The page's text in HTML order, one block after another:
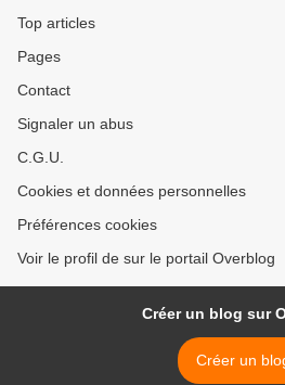
Top articles
Pages
Contact
Signaler un abus
C.G.U.
Cookies et données personnelles
Préférences cookies
Voir le profil de sur le portail Overblog
Créer un blog sur
Créer un